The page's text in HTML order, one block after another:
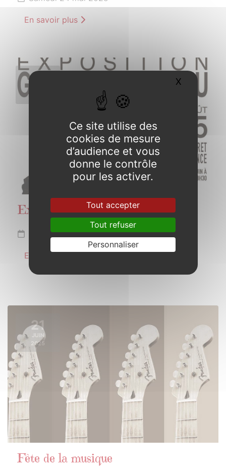
En savoir plus
7
Exposition Gabriel DUFEU
Du 7 juin au 2 août 2025
En savoir plus
21
JUIN
2025
Fête de la musique
Ce site utilise des
cookies de mesure
d’audience et vous
donne le contrôle
pour les activer.
Tout accepter
Tout refuser
Personnaliser
X Masquer